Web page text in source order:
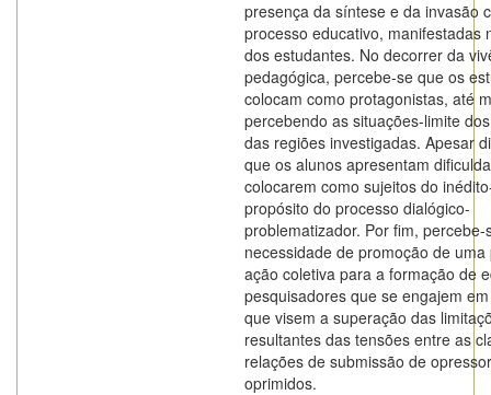
presença da síntese e da invasão
processo educativo, manifestadas
dos estudantes. No decorrer da
pedagógica, percebe-se que os
colocam como protagonistas, até
percebendo as situações-limite
das regiões investigadas. Apesar
que os alunos apresentam
colocarem como sujeitos do
propósito do processo dialógico-
problematizador. Por fim, percebe-
necessidade de promoção de
ação coletiva para a formação de
pesquisadores que se engajem
que visem a superação das
resultantes das tensões entre as
relações de submissão de
oprimidos.